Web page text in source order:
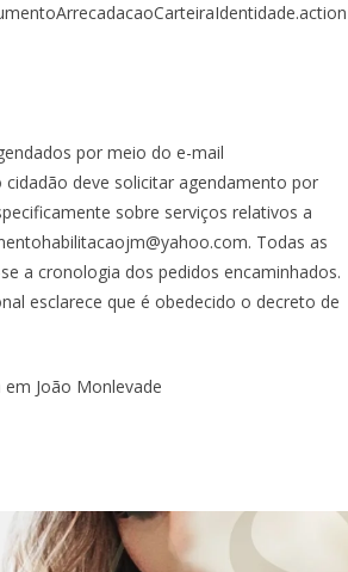
por meio do e-mail
deve solicitar agendamento por
sobre serviços relativos a
Todas as
a cronologia dos pedidos encaminhados.
esclarece que é obedecido o decreto de
João Monlevade